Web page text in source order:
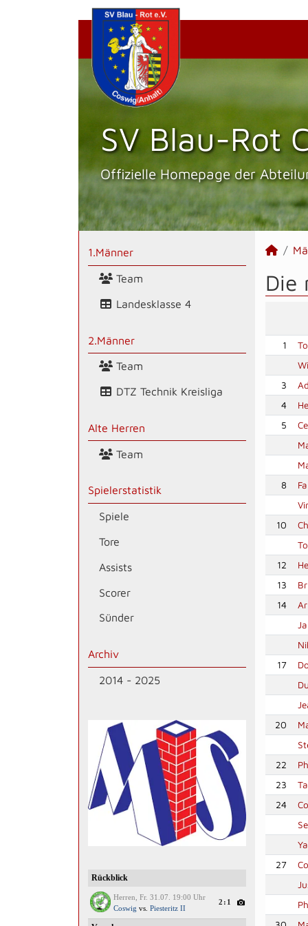
SV Blau-Rot
Offizielle Homepage der
1.Männer
Team
Landesklasse 4
2.Männer
Team
DTZ Technik Kreisliga
Alte Herren
Team
Spielerstatistik
Spiele
Tore
Assists
Scorer
Sünder
Archiv
2014 - 2025
Die
1
3
4
5
8
10
12
13
14
17
20
22
23
24
27